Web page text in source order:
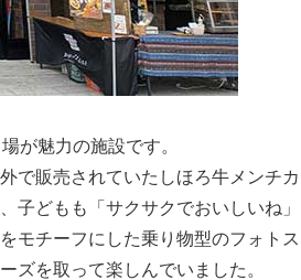
が魅力の施設です。
で販売されていたしほろ牛メンチカ
子どもも「サクサクでおいしいね」
モチーフにした乗り物型のフォトス
ズを取って楽しんでいました。